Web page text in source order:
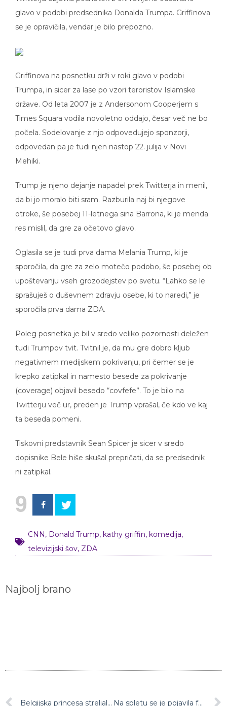
glavo v podobi predsednika Donalda Trumpa. Griffinova
se je opravičila, vendar je bilo prepozno.
Griffinova na posnetku drži v roki glavo v podobi
Trumpa, in sicer za lase po vzori teroristov Islamske
države. Od leta 2007 je z Andersonom Cooperjem s
Times Squara vodila novoletno oddajo, česar več ne bo
počela. Sodelovanje z njo odpovedujejo sponzorji,
odpovedan pa je tudi njen nastop 22. julija v Novi
Mehiki.
Trump je njeno dejanje napadel prek Twitterja in menil,
da bi jo moralo biti sram. Razburila naj bi njegove
otroke, še posebej 11-letnega sina Barrona, ki je menda
res mislil, da gre za očetovo glavo.
Oglasila se je tudi prva dama Melania Trump, ki je
sporočila, da gre za zelo motečo podobo, še posebej ob
upoštevanju vseh grozodejstev po svetu. “Lahko se le
sprašuješ o duševnem zdravju osebe, ki to naredi,” je
sporočila prva dama ZDA.
Poleg posnetka je bil v sredo veliko pozornosti deležen
tudi Trumpov tvit. Tvitnil je, da mu gre dobro kljub
negativnem medijskem pokrivanju, pri čemer se je
krepko zatipkal in namesto besede za pokrivanje
(coverage) objavil besedo “covfefe”. To je bilo na
Twitterju več ur, preden je Trump vprašal, če kdo ve kaj
ta beseda pomeni.
Tiskovni predstavnik Sean Spicer je sicer v sredo
dopisnike Bele hiše skušal prepričati, da se predsednik
ni zatipkal.
9
CNN, Donald Trump, kathy griffin, komedija,
televizijski šov, ZDA
Najbolj brano
Belgijska princesa streljala in premierju poškodovala sluh Na spletu se je pojavila fotografija popolnoma gole Emily Ratajkowski